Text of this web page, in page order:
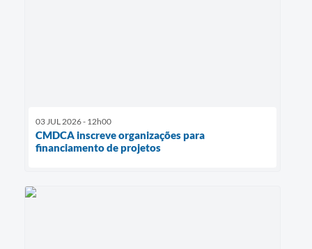
03 JUL 2026 - 12h00
CMDCA inscreve organizações para
financiamento de projetos